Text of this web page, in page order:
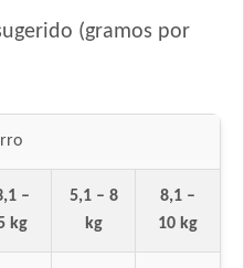
(gramos por
–
kg
5,1 – 8
kg
8,1 –
10 kg